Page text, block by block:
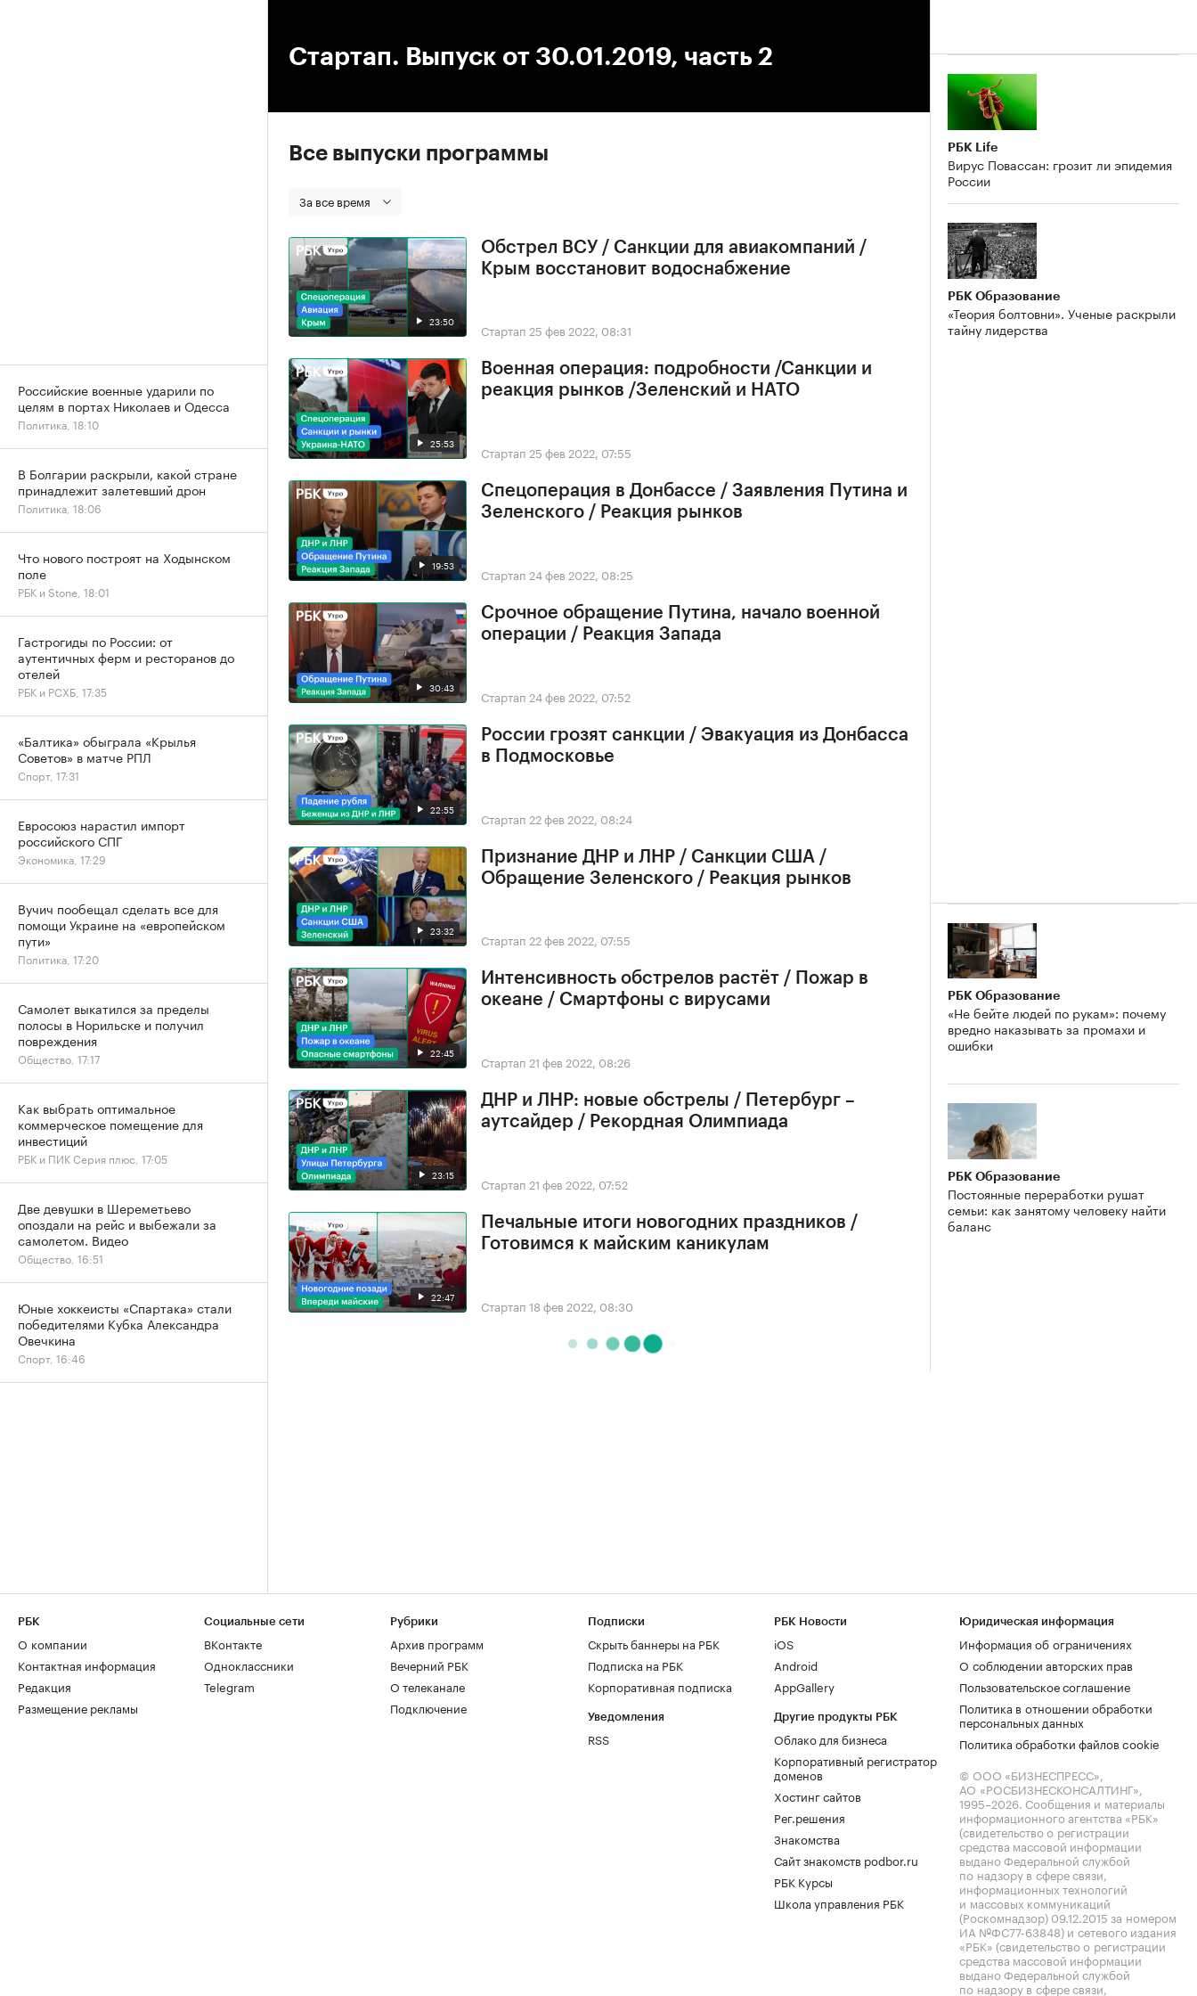
Стартап. Выпуск от 30.01.2019, часть 2
Все выпуски программы
За все время
23:50
Обстрел ВСУ / Санкции для авиакомпаний /
Крым восстановит водоснабжение
Стартап 25 фев 2022, 08:31
25:53
Военная операция: подробности /Санкции и
реакция рынков /Зеленский и НАТО
Стартап 25 фев 2022, 07:55
19:53
Спецоперация в Донбассе / Заявления Путина и
Зеленского / Реакция рынков
Стартап 24 фев 2022, 08:25
30:43
Срочное обращение Путина, начало военной
операции / Реакция Запада
Стартап 24 фев 2022, 07:52
22:55
России грозят санкции / Эвакуация из Донбасса
в Подмосковье
Стартап 22 фев 2022, 08:24
23:32
Признание ДНР и ЛНР / Санкции США /
Обращение Зеленского / Реакция рынков
Стартап 22 фев 2022, 07:55
22:45
Интенсивность обстрелов растёт / Пожар в
океане / Смартфоны с вирусами
Стартап 21 фев 2022, 08:26
23:15
ДНР и ЛНР: новые обстрелы / Петербург –
аутсайдер / Рекордная Олимпиада
Стартап 21 фев 2022, 07:52
22:47
Печальные итоги новогодних праздников /
Готовимся к майским каникулам
Стартап 18 фев 2022, 08:30
РБК Life
Вирус Повассан: грозит ли эпидемия
России
РБК Образование
«Теория болтовни». Ученые раскрыли
тайну лидерства
РБК Образование
«Не бейте людей по рукам»: почему
вредно наказывать за промахи и
ошибки
РБК Образование
Постоянные переработки рушат
семьи: как занятому человеку найти
баланс
Российские военные ударили по
целям в портах Николаев и Одесса
Политика, 18:10
В Болгарии раскрыли, какой стране
принадлежит залетевший дрон
Политика, 18:06
Что нового построят на Ходынском
поле
РБК и Stone, 18:01
Гастрогиды по России: от
аутентичных ферм и ресторанов до
отелей
РБК и РСХБ, 17:35
«Балтика» обыграла «Крылья
Советов» в матче РПЛ
Спорт, 17:31
Евросоюз нарастил импорт
российского СПГ
Экономика, 17:29
Вучич пообещал сделать все для
помощи Украине на «европейском
пути»
Политика, 17:20
Самолет выкатился за пределы
полосы в Норильске и получил
повреждения
Общество, 17:17
Как выбрать оптимальное
коммерческое помещение для
инвестиций
РБК и ПИК Серия плюс, 17:05
Две девушки в Шереметьево
опоздали на рейс и выбежали за
самолетом. Видео
Общество, 16:51
Юные хоккеисты «Спартака» стали
победителями Кубка Александра
Овечкина
Спорт, 16:46
РБК
О компании
Контактная информация
Редакция
Размещение рекламы
Социальные сети
ВКонтакте
Одноклассники
Telegram
Рубрики
Архив программ
Вечерний РБК
О телеканале
Подключение
Подписки
Скрыть баннеры на РБК
Подписка на РБК
Корпоративная подписка
Уведомления
RSS
РБК Новости
iOS
Android
AppGallery
Другие продукты РБК
Облако для бизнеса
Корпоративный регистратор
доменов
Хостинг сайтов
Рег.решения
Знакомства
Сайт знакомств podbor.ru
РБК Курсы
Школа управления РБК
Юридическая информация
Информация об ограничениях
О соблюдении авторских прав
Пользовательское соглашение
Политика в отношении обработки
персональных данных
Политика обработки файлов cookie
© ООО «БИЗНЕСПРЕСС»,
АО «РОСБИЗНЕСКОНСАЛТИНГ»,
1995–2026. Сообщения и материалы
информационного агентства «РБК»
(свидетельство о регистрации
средства массовой информации
выдано Федеральной службой
по надзору в сфере связи,
информационных технологий
и массовых коммуникаций
(Роскомнадзор) 09.12.2015 за номером
ИА №ФС77-63848) и сетевого издания
«РБК» (свидетельство о регистрации
средства массовой информации
выдано Федеральной службой
по надзору в сфере связи,